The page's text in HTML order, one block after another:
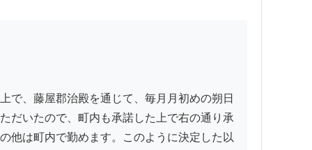
で、藤屋郡治殿を通じて、毎月月初めの朔日
だいたので、町内も承諾した上で右の通り承
他は町内で勤めます。このように決定した以